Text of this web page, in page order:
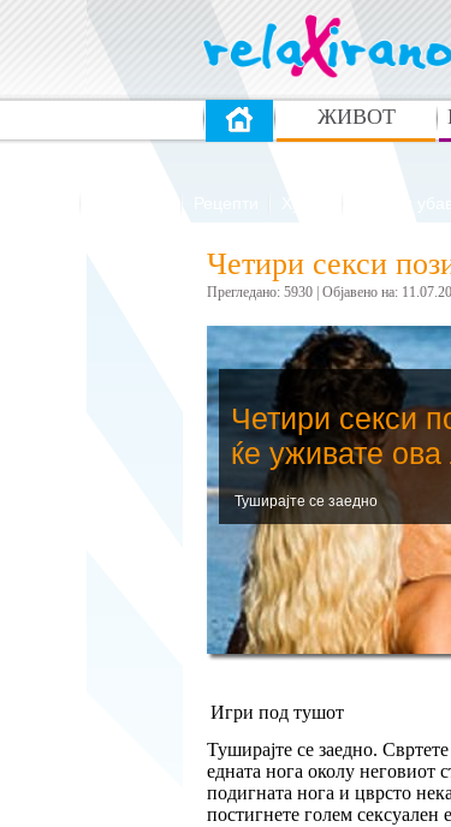
ЖИВОТ
Четири секси
Прегледано: 5930 | Oбјавено на:
Четири секси
ќе уживате ова
Туширајте се заедно
Игри под тушот
Туширајте се заедно.
едната нога околу неговиот
подигната нога и цврсто
постигнете голем сексуален